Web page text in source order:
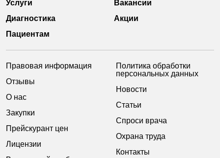
Услуги
Вакансии
Диагностика
Акции
Пациентам
Правовая информация
Отзывы
О нас
Закупки
Прейскурант цен
Лицензии
Политика обработки
персональных данных
Новости
Статьи
Спроси врача
Охрана труда
Контакты